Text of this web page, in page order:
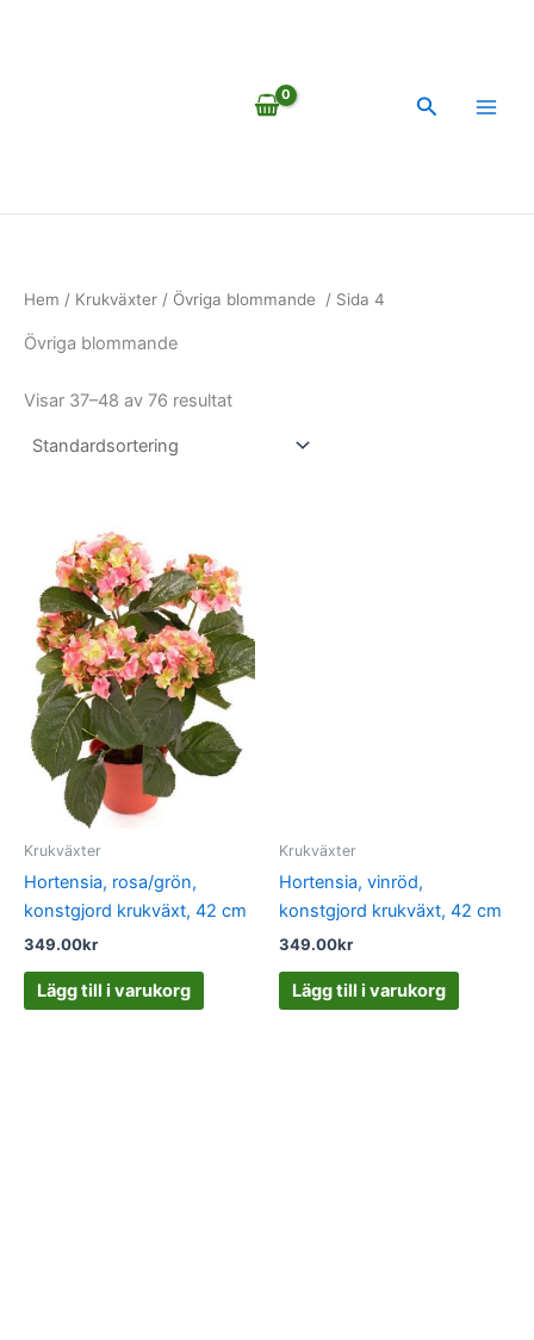
Sök
Hem / Krukväxter / Övriga blommande / Sida 4
Övriga blommande
Visar 37–48 av 76 resultat
Krukväxter
Hortensia, rosa/grön,
konstgjord krukväxt, 42 cm
349.00kr
Lägg till i varukorg
Krukväxter
Hortensia, vinröd,
konstgjord krukväxt, 42 cm
349.00kr
Lägg till i varukorg